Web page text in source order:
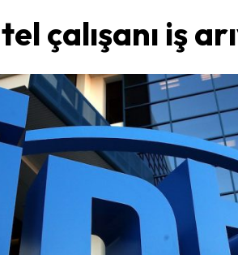
çalışanı iş